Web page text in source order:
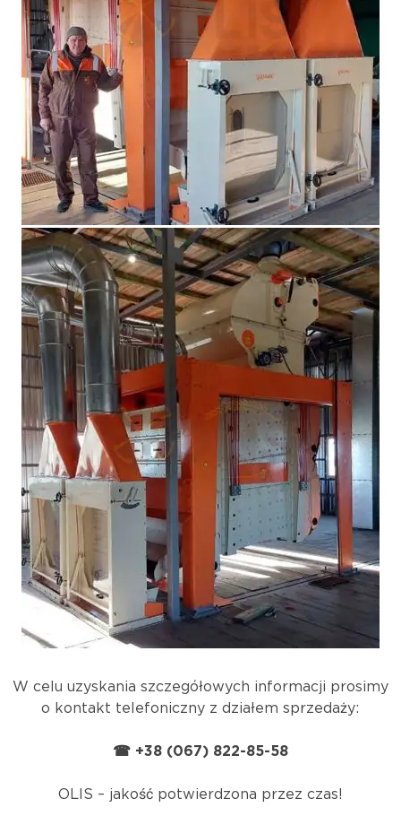
W celu uzyskania szczegółowych informacji prosimy
o kontakt telefoniczny z działem sprzedaży:
☎ +38 (067) 822-85-58
OLIS – jakość potwierdzona przez czas!